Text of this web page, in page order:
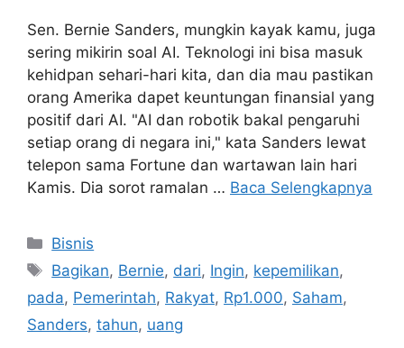
Sen. Bernie Sanders, mungkin kayak kamu, juga
sering mikirin soal AI. Teknologi ini bisa masuk
kehidpan sehari-hari kita, dan dia mau pastikan
orang Amerika dapet keuntungan finansial yang
positif dari AI. "AI dan robotik bakal pengaruhi
setiap orang di negara ini," kata Sanders lewat
telepon sama Fortune dan wartawan lain hari
Kamis. Dia sorot ramalan … Baca Selengkapnya
Kategori
Bisnis
Tag
Bagikan, Bernie, dari, Ingin, kepemilikan,
pada, Pemerintah, Rakyat, Rp1.000, Saham,
Sanders, tahun, uang